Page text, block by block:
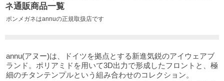
ネ通販商品一覧
ポンメガネはannuの正規取扱店です
annu(アヌー)は、ドイツを拠点とする新進気鋭のアイウェアブ
ランド。ポリアミドを用いて3D出力で形成したフロントと、極
細のチタンテンプルという組み合わせのコレクション。